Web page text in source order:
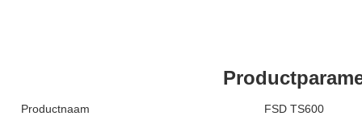
Productnaam FSD TS600